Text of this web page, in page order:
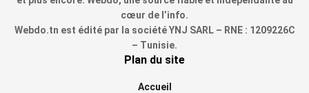
cœur de l’info.
Webdo.tn est édité par la société YNJ SARL – RNE : 1209226C
– Tunisie.
Plan du site
Accueil